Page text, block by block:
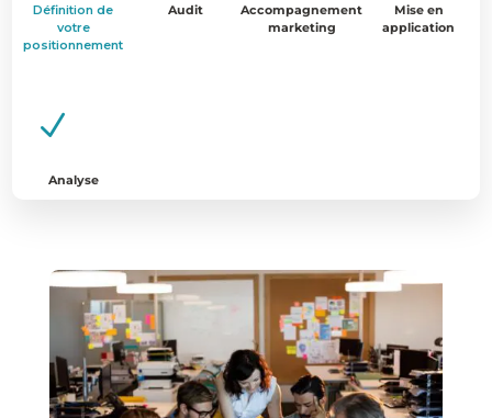
Définition de
votre
positionnement
Audit
Accompagnement
marketing
Mise en
application
N
Analyse